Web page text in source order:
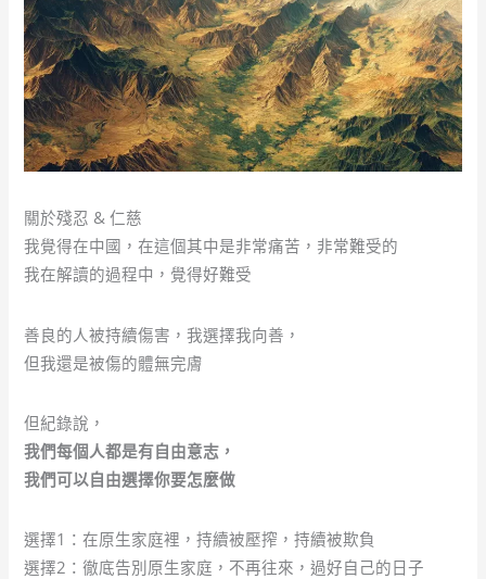
關於殘忍 & 仁慈
我覺得在中國，在這個其中是非常痛苦，非常難受的
我在解讀的過程中，覺得好難受
善良的人被持續傷害，我選擇我向善，
但我還是被傷的體無完膚
但紀錄說，
我們每個人都是有自由意志，
我們可以自由選擇你要怎麼做
選擇1：在原生家庭裡，持續被壓搾，持續被欺負
選擇2：徹底告別原生家庭，不再往來，過好自己的日子